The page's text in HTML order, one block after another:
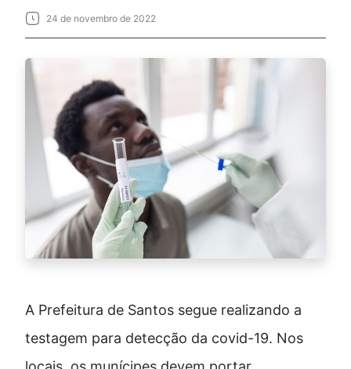
24 de novembro de 2022
A Prefeitura de Santos segue realizando a
testagem para detecção da covid-19. Nos